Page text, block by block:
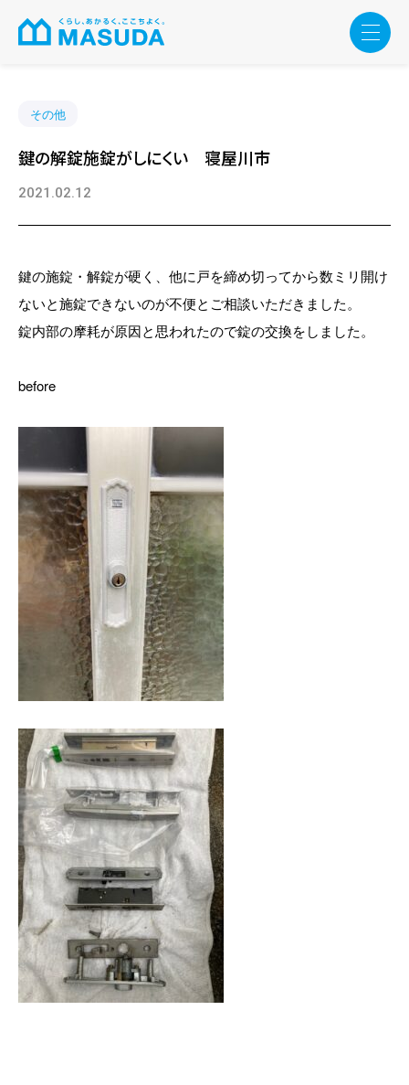
その他
鍵の解錠施錠がしにくい 寝屋川市
2021.02.12
鍵の施錠・解錠が硬く、他に戸を締め切ってから数ミリ開け
ないと施錠できないのが不便とご相談いただきました。
錠内部の摩耗が原因と思われたので錠の交換をしました。
before